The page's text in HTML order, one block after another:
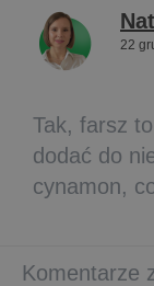
22
Tak, farsz
dodać do
cynamon,
Komentarze